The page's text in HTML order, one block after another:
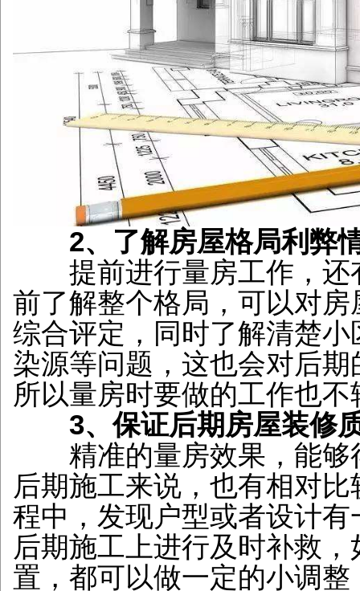
2、了解房屋格局利弊
提前进行量房工作，还
前了解整个格局，可以对
综合评定，同时了解清楚
染源等问题，这也会对后
所以量房时要做的工作也不
3、保证后期房屋装修
精准的量房效果，能够
后期施工来说，也有相对
程中，发现户型或者设计
后期施工上进行及时补救
置，都可以做一定的小调